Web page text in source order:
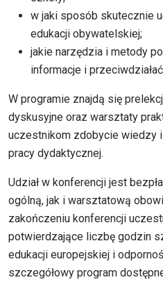
w jaki sposób skutecznie
edukacji obywatelskiej;
jakie narzędzia i metody
informacje i
W programie znajdą się
dyskusyjne oraz warsztaty
uczestnikom zdobycie wiedzy
pracy dydaktycznej.
Udział w konferencji jest
ogólną, jak i warsztatową
zakończeniu konferencji
potwierdzające liczbę godzin
edukacji europejskiej i
szczegółowy program